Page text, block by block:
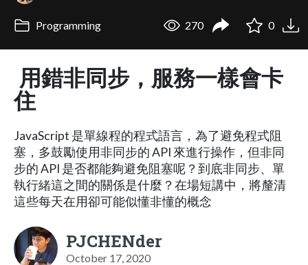
Programming 270 0
用錯非同步，服務一樣會卡
住
JavaScript 是單線程的程式語言，為了避免程式阻
塞，多鼓勵使用非同步的 API 來進行操作，但非同
步的 API 是否都能夠避免阻塞呢？到底非同步、單
執行緒這之間的關係是什麼？在場短講中，將釐清
這些每天在用卻可能似懂非懂的概念
PJCHENder
October 17, 2020